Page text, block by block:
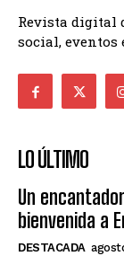
Revista digital
social, eventos
LO ÚLTIMO
Un
bienvenida a
DESTACADA